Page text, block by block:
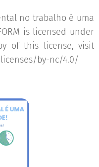
no trabalho é uma
is licensed under
of this license, visit
by-nc/4.0/